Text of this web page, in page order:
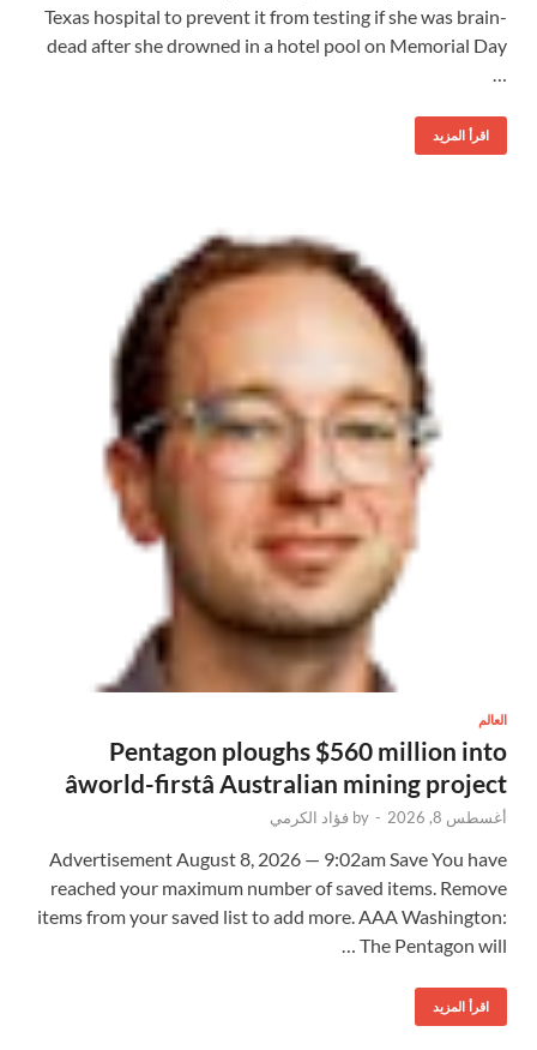
Texas hospital to prevent it from testing if she was brain-
dead after she drowned in a hotel pool on Memorial Day
…
اقرأ المزيد
العالم
Pentagon ploughs $560 million into
âworld-firstâ Australian mining project
أغسطس 8, 2026 -
by فؤاد الكرمي
Advertisement August 8, 2026 — 9:02am Save You have
reached your maximum number of saved items. Remove
items from your saved list to add more. AAA Washington:
The Pentagon will …
اقرأ المزيد